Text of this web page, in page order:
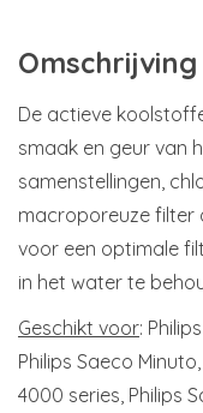
Omschrijving
De actieve
smaak en geur van
samenstellingen,
macroporeuze filter
voor een optimale
in het water te
Geschikt voor:
Philips Saeco
4000 series, Philips